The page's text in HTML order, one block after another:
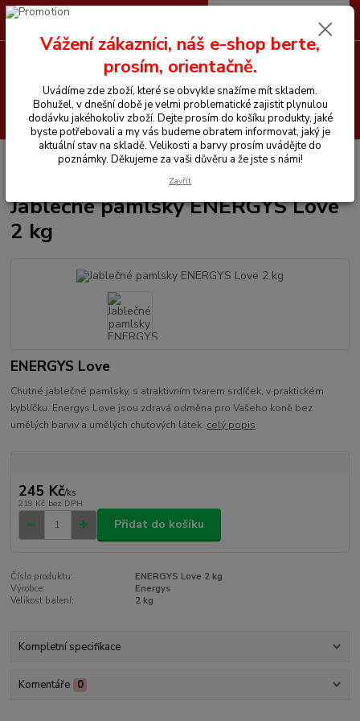
Hledat
+420 605 255 500 0 Kč
Vitamíny a krmiva pro koně Pamlsky a lizy
Jablečné pamlsky
Jablečné pamlsky ENERGYS Love
2 kg
ENERGYS Love
Chutné jablečné pamlsky, s atraktivním tvarem srdíček, v praktickém
kyblíčku. Energys Love jsou zdravá odměna pro Vašeho koně bez
umělých barviv a umělých chuťových látek. celý popis
245 Kč/ks
219 Kč bez DPH
Přidat do košíku
Číslo produktu:
ENERGYS Love 2 kg
Výrobce:
Energys
Velikost balení:
2 kg
Kompletní specifikace
Komentáře 0
Vážení zákazníci, náš e-shop berte,
prosím, orientačně.
Uvádíme zde zboží, které se obvykle snažíme mít skladem.
Bohužel, v dnešní době je velmi problematické zajistit plynulou
dodávku jakéhokoliv zboží. Dejte prosím do košíku produkty, jaké
byste potřebovali a my vás budeme obratem informovat, jaký je
aktuální stav na skladě. Velikosti a barvy prosím uvádějte do
poznámky. Děkujeme za vaši důvěru a že jste s námi!
Zavřít